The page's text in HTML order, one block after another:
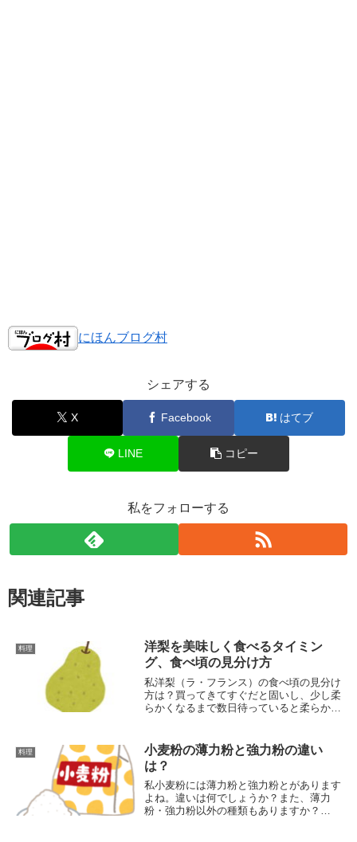
にほんブログ村
シェアする
X Facebook はてブ
LINE コピー
私をフォローする
関連記事
料理
洋梨を美味しく食べるタイミン
グ、食べ頃の見分け方
私洋梨（ラ・フランス）の食べ頃の見分け
方は？買ってきてすぐだと固いし、少し柔
らかくなるまで数日待っていると柔らかく
極め方法を教えて。Perplexity洋梨（ラ・
フ...
料理
小麦粉の薄力粉と強力粉の違い
は？
私小麦粉には薄力粉と強力粉とがあります
よね。違いは何でしょうか？また、薄力
粉・強力粉以外の種類もありますか？